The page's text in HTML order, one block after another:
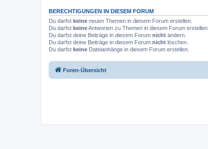
BERECHTIGUNGEN IN DIESEM FORUM
Du darfst keine neuen Themen in diesem Forum erstellen.
Du darfst keineAntworten zu Themen in diesem Forum erstellen.
Du darfst deine Beiträge in diesem Forum nicht ändern.
Du darfst deine Beiträge in diesem Forum nicht löschen.
Du darfst keine Dateianhänge in diesem Forum erstellen.
Foren-Übersicht